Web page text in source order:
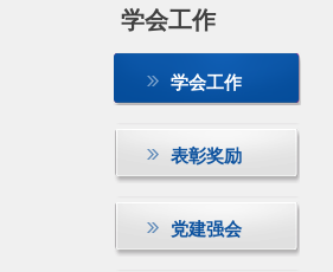
学会工作
学会工作
表彰奖励
党建强会